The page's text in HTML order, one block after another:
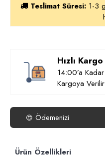
Teslimat Süresi: 1-3
Hızlı
14:00’a
Kargoya Verilir
😍 Ödemenizi
Ürün Özellikleri